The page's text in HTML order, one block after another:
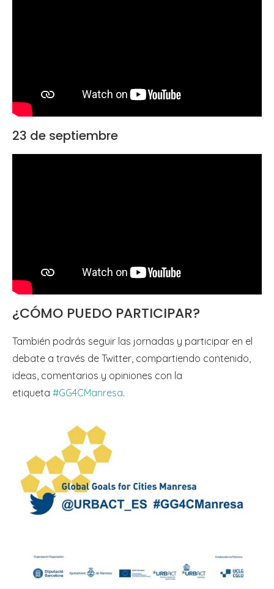
23 de septiembre
¿CÓMO PUEDO PARTICIPAR?
También podrás seguir las jornadas y participar en el
debate a través de Twitter, compartiendo contenido,
ideas, comentarios y opiniones con la
etiqueta #GG4CManresa.